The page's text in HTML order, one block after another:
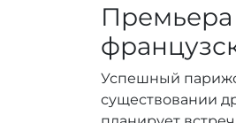
Премьера
Успешный
существовании